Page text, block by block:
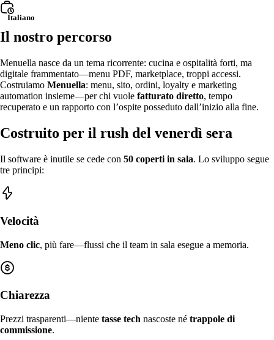
Consegna diretta
Upsell intelligenti
Upsell neurali predittivi—aggiunte e coppie d’acquisto
Preordini e pianificazione
Esplora i principali rilasci e innovazioni di Menuella.
Stato del sistema
Controlla le prestazioni del sistema in tempo reale.
Scarica
Scarica Menuella per macOS, iOS e web.
Italiano
Il nostro percorso
Menuella nasce da un tema ricorrente: cucina e ospitalità forti, ma
digitale frammentato—menu PDF, marketplace, troppi accessi.
Costruiamo Menuella: menu, sito, ordini, loyalty e marketing
automation insieme—per chi vuole fatturato diretto, tempo
recuperato e un rapporto con l’ospite posseduto dall’inizio alla fine.
Costruito per il rush del venerdì sera
Il software è inutile se cede con 50 coperti in sala. Lo sviluppo segue
tre principi:
Velocità
Meno clic, più fare—flussi che il team in sala esegue a memoria.
Chiarezza
Prezzi trasparenti—niente tasse tech nascoste né trappole di
commissione.